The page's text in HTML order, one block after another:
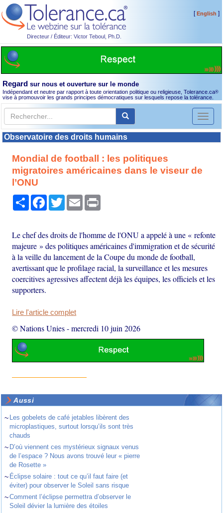
Directeur / Éditeur: Victor Teboul, Ph.D.
[English ]
Regard sur nous et ouverture sur le monde
Indépendant et neutre par rapport à toute orientation politique ou religieuse, Tolerance.ca®
vise à promouvoir les grands principes démocratiques sur lesquels repose la tolérance.
Toggle
Observatoire des droits humains
Mondial de football : les politiques
migratoires américaines dans le viseur de
l’ONU
PartagerFacebook
TwitterEmail
Le chef des droits de l'homme de l'ONU a appelé à une « refonte
majeure » des politiques américaines d'immigration et de sécurité
à la veille du lancement de la Coupe du monde de football,
avertissant que le profilage racial, la surveillance et les mesures
coercitives agressives affectent déjà les équipes, les officiels et les
supporters.
Lire l'article complet
© Nations Unies-mercredi 10 juin 2026
Aussi
~ Les gobelets de café jetables libèrent des
microplastiques, surtout lorsqu’ils sont très
chauds
~ D’où viennent ces mystérieux signaux venus
de l’espace ? Nous avons trouvé leur « pierre
de Rosette »
~ Éclipse solaire : tout ce qu’il faut faire (et
éviter) pour observer le Soleil sans risque
~Comment l’éclipse permettra d’observer le
Soleil dévier la lumière des étoiles